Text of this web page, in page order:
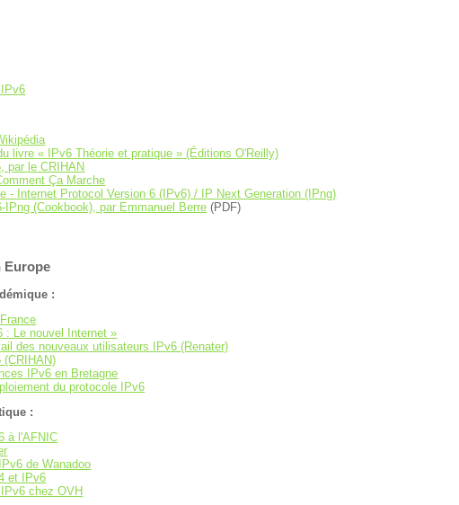
livre
IPv6 Théorie et pratique
(Éditions O'Reilly)
par le CRIHAN
Ça Marche
- Internet Protocol Version 6 (IPv6) / IP Next Generation (IPng)
IPng (Cookbook), par Emmanuel Berre (PDF)
Europe
:
: Le nouvel Internet »
des nouveaux utilisateurs IPv6 (Renater)
(CRIHAN)
IPv6 en Bretagne
du protocole IPv6
:
à l'AFNIC
de Wanadoo
et IPv6
chez OVH